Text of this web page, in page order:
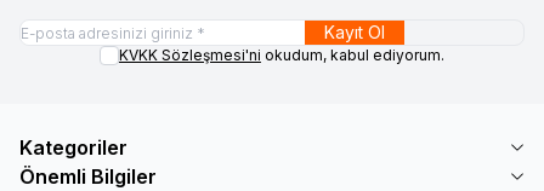
Kayıt Ol
KVKK Sözleşmesi'ni okudum, kabul ediyorum.
Kategoriler
Önemli Bilgiler